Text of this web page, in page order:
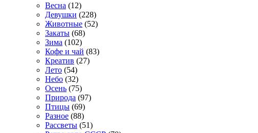
Весна (12)
Девушки (228)
Животные (52)
Закаты (68)
Зима (102)
Кофе и чай (83)
Креатив (27)
Лето (54)
Небо (32)
Осень (75)
Природа (97)
Птицы (69)
Разное (88)
Рассветы (51)